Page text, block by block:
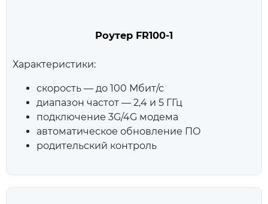
Роутер FR100‑1
Характеристики:
скорость — до 100 Мбит/с
диапазон частот — 2,4 и 5 ГГц
подключение 3G/4G модема
автоматическое обновление ПО
родительский контроль